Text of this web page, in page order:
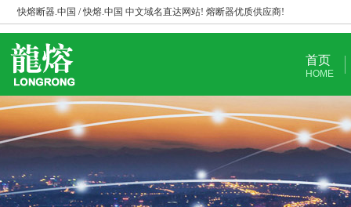
快熔断器.中国 / 快熔.中国 中文域名直达网站! 熔断器优质供应商!
首页
HOME